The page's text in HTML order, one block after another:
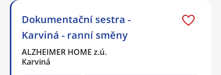
Dokumentační sestra -
Karviná - ranní směny
ALZHEIMER HOME z.ú.
Karviná